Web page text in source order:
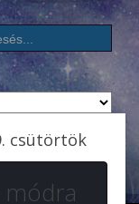
csütörtök